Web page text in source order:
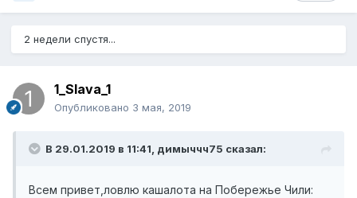
2 недели спустя...
1_Slava_1
Опубликовано 3 мая, 2019
В 29.01.2019 в 11:41, димыччч75 сказал:
Всем привет,ловлю кашалота на Побережье Чили: